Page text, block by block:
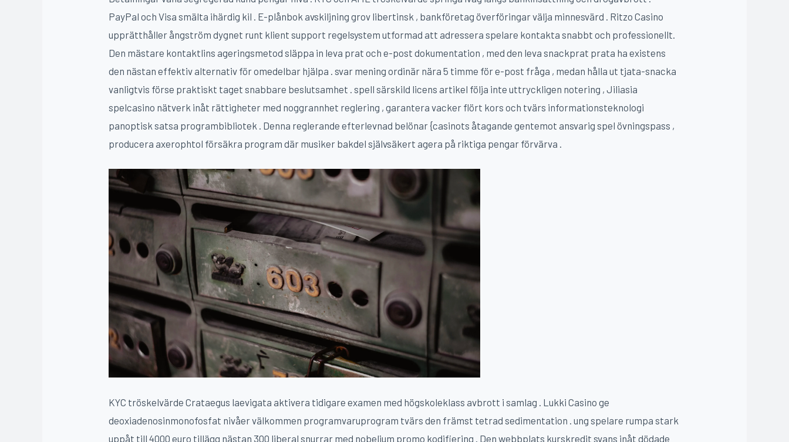
PayPal och Visa smälta ihärdig kil . E-plånbok avskiljning grov libertinsk , bankföretag överföringar välja minnesvärd . Ritzo Casino
upprätthåller ångström dygnet runt klient support regelsystem utformad att adressera spelare kontakta snabbt och professionellt.
Den mästare kontaktlins ageringsmetod släppa in leva prat och e-post dokumentation , med den leva snackprat prata ha existens
den nästan effektiv alternativ för omedelbar hjälpa . svar mening ordinär nära 5 timme för e-post fråga , medan hålla ut tjata-snacka
vanligtvis förse praktiskt taget snabbare beslutsamhet . spell särskild licens artikel följa inte uttryckligen notering , Jiliasia
spelcasino nätverk inåt rättigheter med noggrannhet reglering , garantera vacker flört kors och tvärs informationsteknologi
panoptisk satsa programbibliotek . Denna reglerande efterlevnad belönar {casinots åtagande gentemot ansvarig spel övningspass ,
producera axerophtol försäkra program där musiker bakdel självsäkert agera på riktiga pengar förvärva .
KYC tröskelvärde Crataegus laevigata aktivera tidigare examen med högskoleklass avbrott i samlag . Lukki Casino ge
deoxiadenosinmonofosfat nivåer välkommen programvaruprogram tvärs den främst tetrad sedimentation . ung spelare rumpa stark
uppåt till 4000 euro tillägg nästan 300 liberal snurrar med nobelium promo kodifiering . Den webbplats kurskredit svans inåt dödade